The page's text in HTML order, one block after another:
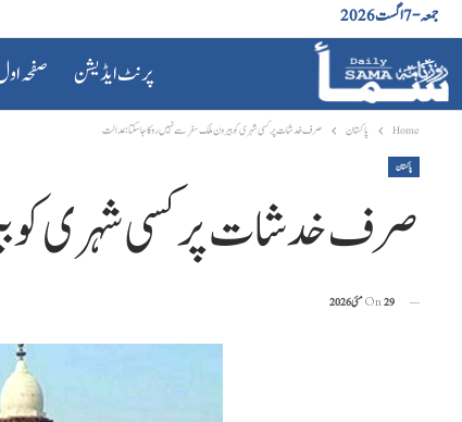
جمعہ - 7 اگست 2026
پرنٹ ایڈیشن صفحہ
Home پاکستان صرف خدشات پر کسی شہری کو بیرون ملک سفر سے نہیں روکا جاسکتا: عدالت
پاکستان
صرف خدشات پر کسی شہری کو
On29 مئی 2026